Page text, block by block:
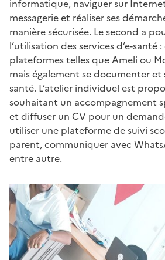
informatique, naviguer sur
messagerie et réaliser ses
manière sécurisée. Le second a
l’utilisation des services d’e-santé
plateformes telles que Ameli ou
mais également se documenter et
santé. L’atelier individuel est
souhaitant un accompagnement
et diffuser un CV pour un
utiliser une plateforme de suivi
parent, communiquer avec
entre autre.